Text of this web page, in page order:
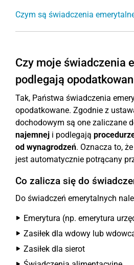
Czym są świadczenia
Czy moje świadczenia
podlegają
Tak, Państwa świadczenia
opodatkowane. Zgodnie z
dochodowym są one zaliczane
najemnej i podlegają
od wynagrodzeń. Oznacza to,
jest automatycznie potrącany
Co zalicza się do
Do świadczeń emerytalnych
Emerytura (np. emerytura
Zasiłek dla wdowy lub
Zasiłek dla sierot